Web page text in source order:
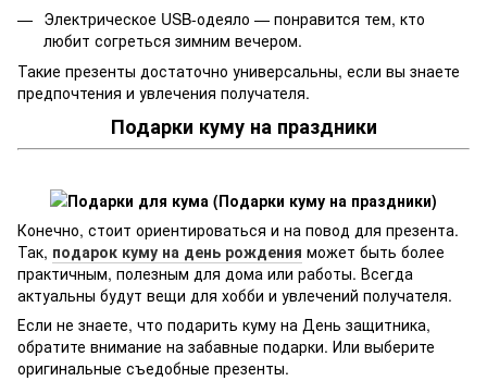
Электрическое USB-одеяло — понравится тем, кто
любит согреться зимним вечером.
Такие презенты достаточно универсальны, если вы знаете
предпочтения и увлечения получателя.
Подарки куму на праздники
Конечно, стоит ориентироваться и на повод для презента.
Так, подарок куму на день рождения может быть более
практичным, полезным для дома или работы. Всегда
актуальны будут вещи для хобби и увлечений получателя.
Если не знаете, что подарить куму на День защитника,
обратите внимание на забавные подарки. Или выберите
оригинальные съедобные презенты.